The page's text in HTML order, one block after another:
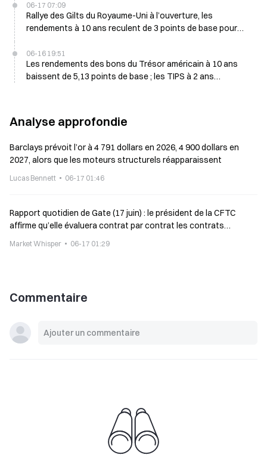
06-17 07:09
Rallye des Gilts du Royaume-Uni à l’ouverture, les
rendements à 10 ans reculent de 3 points de base pour
06-16 19:51
Les rendements des bons du Trésor américain à 10 ans
baissent de 5,13 points de base ; les TIPS à 2 ans
Analyse approfondie
Barclays prévoit l’or à 4 791 dollars en 2026, 4 900 dollars en
2027, alors que les moteurs structurels réapparaissent
Lucas Bennett 06-17 01:46
Rapport quotidien de Gate (17 juin) : le président de la CFTC
affirme qu’elle évaluera contrat par contrat les contrats
d’actifs numériques
Market Whisper 06-17 01:29
Commentaire